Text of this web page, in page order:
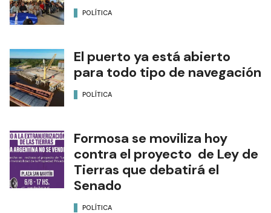
POLÍTICA
El puerto ya está abierto
para todo tipo de navegación
POLÍTICA
Formosa se moviliza hoy
contra el proyecto de Ley de
Tierras que debatirá el
Senado
POLÍTICA